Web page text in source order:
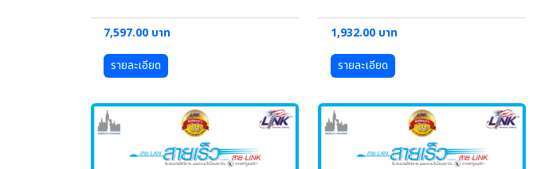
7,597.00 บาท
รายละเอียด
1,932.00 บาท
รายละเอียด